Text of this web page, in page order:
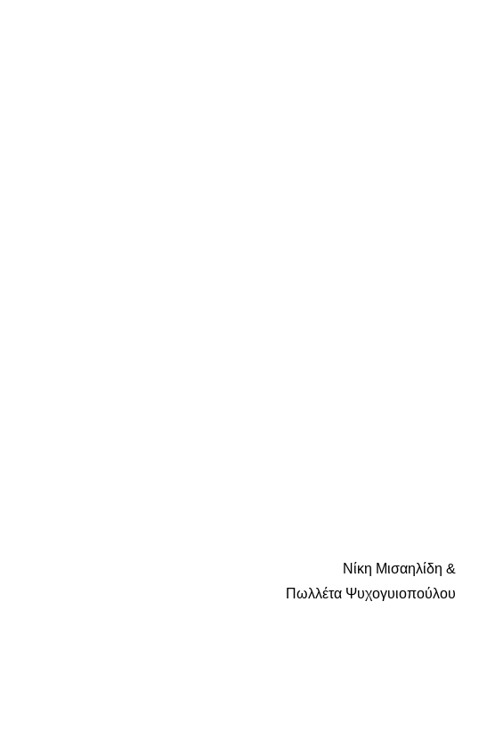
Νίκη Μισαηλίδη &
Πωλλέτα Ψυχογυιοπούλου